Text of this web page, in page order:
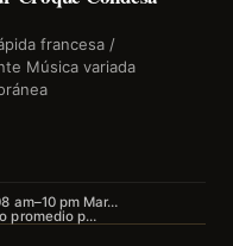
francesa /
Música variada
am–10 pm Mar…
promedio p…